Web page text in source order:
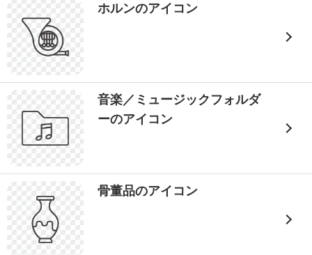
ホルンのアイコン
音楽／ミュージックフォルダ
ーのアイコン
骨董品のアイコン